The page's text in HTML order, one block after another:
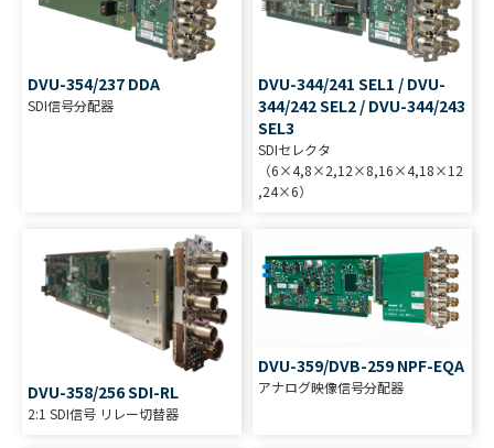
DVU-354/237 DDA
SDI信号分配器
DVU-344/241 SEL1 / DVU-
344/242 SEL2 / DVU-344/243
SEL3
SDIセレクタ
（6×4,8×2,12×8,16×4,18×12
,24×6）
DVU-358/256 SDI-RL
2:1 SDI信号 リレー切替器
DVU-359/DVB-259 NPF-EQA
アナログ映像信号分配器